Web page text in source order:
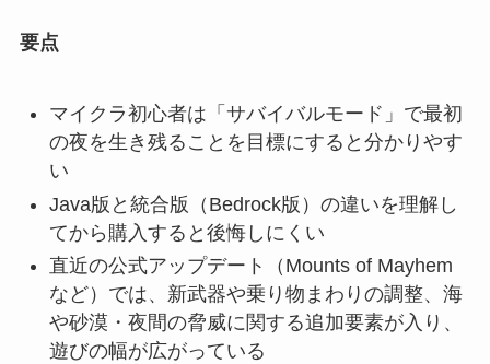
要点
マイクラ初心者は「サバイバルモード」で最初
の夜を生き残ることを目標にすると分かりやす
い
Java版と統合版（Bedrock版）の違いを理解し
てから購入すると後悔しにくい
直近の公式アップデート（Mounts of Mayhem
など）では、新武器や乗り物まわりの調整、海
や砂漠・夜間の脅威に関する追加要素が入り、
遊びの幅が広がっている